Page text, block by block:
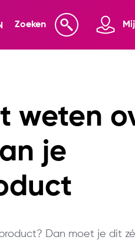
Zoeken
weten
je
Dan moet je dit